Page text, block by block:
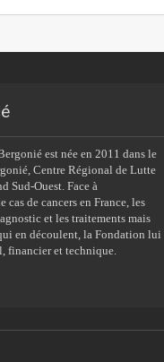
est née en 2011 dans le
Centre Régional de Lutte
Sud-Ouest. Face à
cas de cancers en France, les
et les traitements mais
en découlent, la Fondation lui
financier et technique.